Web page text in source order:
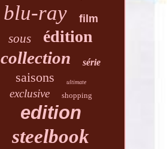
blu-ray film
sous édition
collection série
saisons ultimate
exclusive shopping
edition
steelbook